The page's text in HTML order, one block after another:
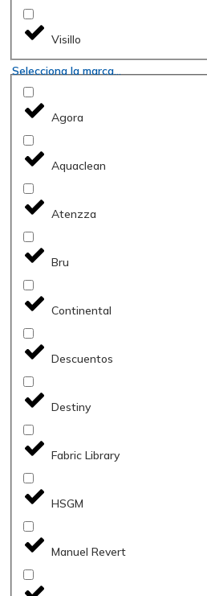
Visillo
Selecciona la marca...
Agora
Aquaclean
Atenzza
Bru
Continental
Descuentos
Destiny
Fabric Library
HSGM
Manuel Revert